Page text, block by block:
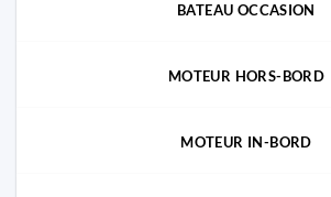
BATEAU OCCASION
MOTEUR HORS-BORD
MOTEUR IN-BORD